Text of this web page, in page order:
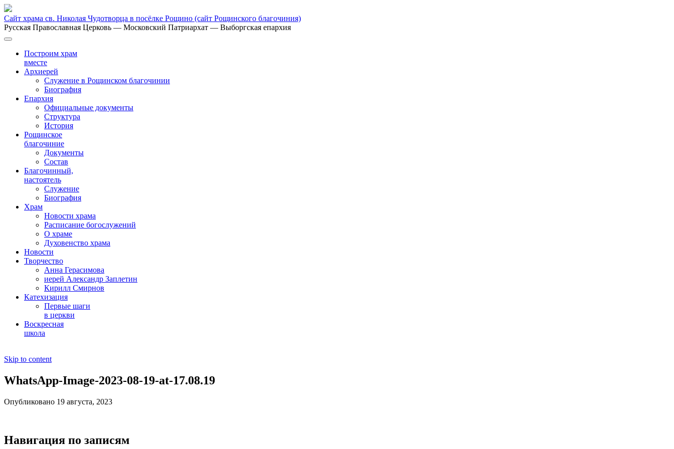
Сайт храма св. Николая Чудотворца в посёлке Рощино (сайт Рощинского благочиния)
Русская Православная Церковь — Московский Патриархат — Выборгская епархия
Построим храм
вместе
Архиерей
Служение в Рощинском благочинии
Биография
Епархия
Официальные документы
Структура
История
Рощинское
благочиние
Документы
Состав
Благочинный,
настоятель
Служение
Биография
Храм
Новости храма
Расписание богослужений
О храме
Духовенство храма
Новости
Творчество
Анна Герасимова
иерей Александр Заплетин
Кирилл Смирнов
Катехизация
Первые шаги
в церкви
Воскресная
школа
Skip to content
WhatsApp-Image-2023-08-19-at-17.08.19
Опубликовано 19 августа, 2023
Навигация по записям